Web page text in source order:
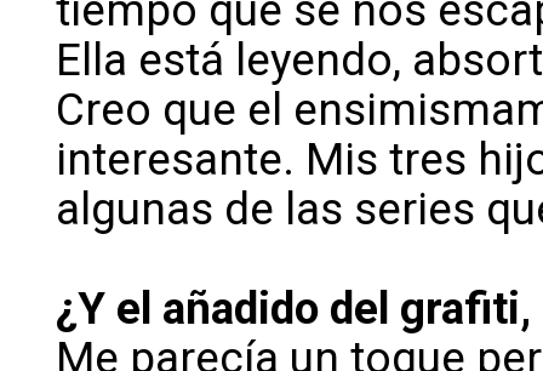
Ella está leyendo,
Creo que el
interesante. Mis tres
algunas de las series
¿Y el añadido del grafiti,
Me parecía un toque